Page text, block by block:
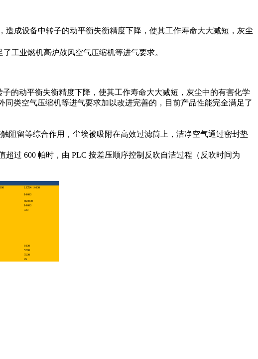
成设备中转子的动平衡失衡精度下降，使其工作寿命大大减短，灰尘
工业燃机高炉鼓风空气压缩机等进气要求。
的动平衡失衡精度下降，使其工作寿命大大减短，灰尘中的有害化学
类空气压缩机等进气要求加以改进完善的，目前产品性能完全满足了
留等综合作用，尘埃被吸附在高效过滤筒上，洁净空气通过密封垫
过 600 帕时，由 PLC 按差压顺序控制反吹自洁过程（反吹时间为
LFZK-14400
14400
864000
14400
720
8400
5280
7500
45